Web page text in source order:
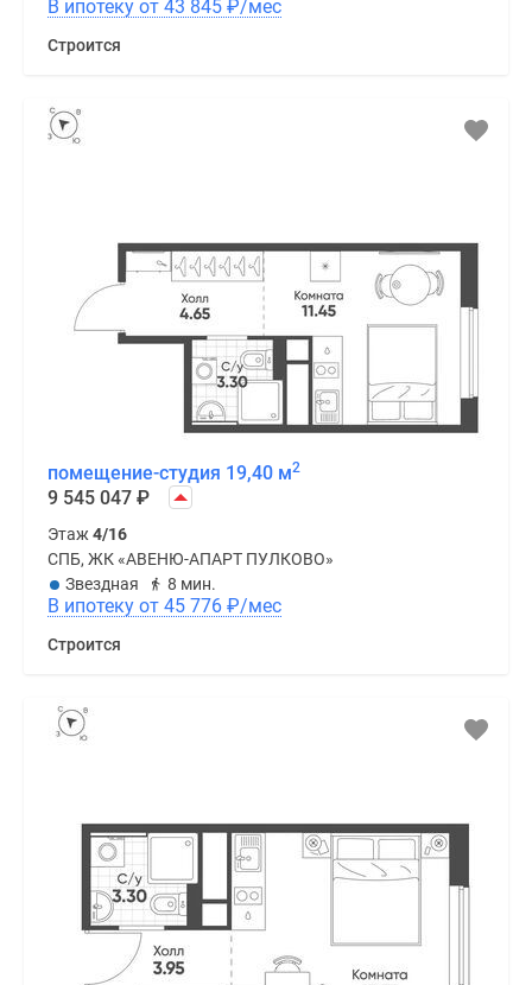
В ипотеку от 43 845 ₽/мес
Строится
помещение-студия 19,40 м2
9 545 047 ₽
Этаж 4/16
СПБ, ЖК «АВЕНЮ-АПАРТ ПУЛКОВО»
Звездная
8 мин.
В ипотеку от 45 776 ₽/мес
Строится